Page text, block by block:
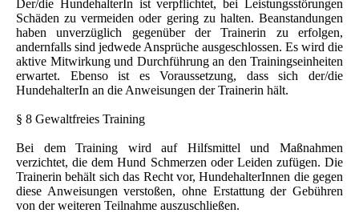
Der/die HundehalterIn ist verpflichtet, bei Leistungsstörungen
Schäden zu vermeiden oder gering zu halten. Beanstandungen
haben unverzüglich gegenüber der Trainerin zu erfolgen,
andernfalls sind jedwede Ansprüche ausgeschlossen. Es wird die
aktive Mitwirkung und Durchführung an den Trainingseinheiten
erwartet. Ebenso ist es Voraussetzung, dass sich der/die
HundehalterIn an die Anweisungen der Trainerin hält.
§ 8 Gewaltfreies Training
Bei dem Training wird auf Hilfsmittel und Maßnahmen
verzichtet, die dem Hund Schmerzen oder Leiden zufügen. Die
Trainerin behält sich das Recht vor, HundehalterInnen die gegen
diese Anweisungen verstoßen, ohne Erstattung der Gebühren
von der weiteren Teilnahme auszuschließen.